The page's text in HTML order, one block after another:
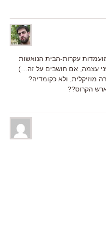
עקרות-הבית הנואשות
עצמה, אם חושבים על זה…)
מוזיקלית, ולא כקומדיה?
הקרוס??